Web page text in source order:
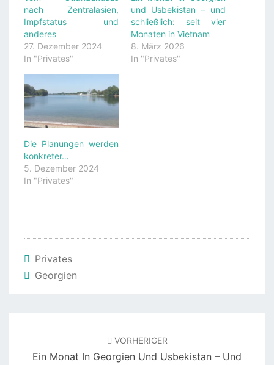
nach Zentralasien,
Impfstatus und
anderes
27. Dezember 2024
In "Privates"
und Usbekistan – und
schließlich: seit vier
Monaten in Vietnam
8. März 2026
In "Privates"
Die Planungen werden
konkreter…
5. Dezember 2024
In "Privates"
Privates
Georgien
VORHERIGER
Ein Monat In Georgien Und Usbekistan – Und